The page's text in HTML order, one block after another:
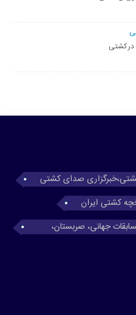
در کشتی
صدای کشتی
کشتی ایران
جهانی، صربستان،